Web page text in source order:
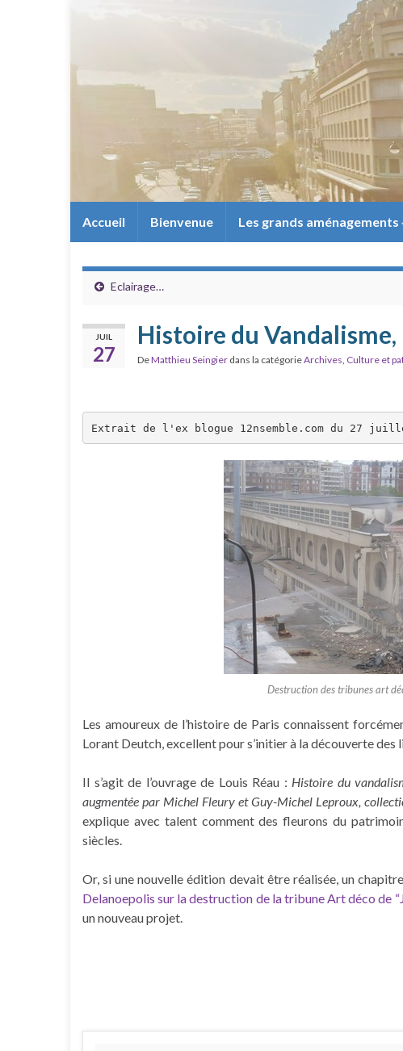
Accueil Bienvenue Les grands aménagements
Eclairage…
JUIL
27
Histoire du Vandalisme,
DeMatthieu Seingier dans la catégorieArchives, Culture et
Extrait de l'ex blogue 12nsemble.com du 27
Destruction des tribunes art
Les amoureux de l’histoire de Paris connaissent
Lorant Deutch, excellent pour s’initier à la découverte des
Il s’agit de l’ouvrage de Louis Réau : Histoire du
augmentée par Michel Fleury et Guy-Michel Leproux,
explique avec talent comment des fleurons du
siècles.
Or, si une nouvelle édition devait être réalisée, un
Delanoepolis sur la destruction de la tribune Art déco de
un nouveau projet.